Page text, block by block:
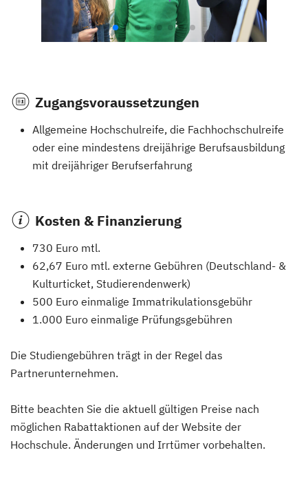
Zugangsvoraussetzungen
Allgemeine Hochschulreife, die Fachhochschulreife
oder eine mindestens dreijährige Berufsausbildung
mit dreijähriger Berufserfahrung
Kosten & Finanzierung
730 Euro mtl.
62,67 Euro mtl. externe Gebühren (Deutschland- &
Kulturticket, Studierendenwerk)
500 Euro einmalige Immatrikulationsgebühr
1.000 Euro einmalige Prüfungsgebühren
Die Studiengebühren trägt in der Regel das
Partnerunternehmen.
Bitte beachten Sie die aktuell gültigen Preise nach
möglichen Rabattaktionen auf der Website der
Hochschule. Änderungen und Irrtümer vorbehalten.